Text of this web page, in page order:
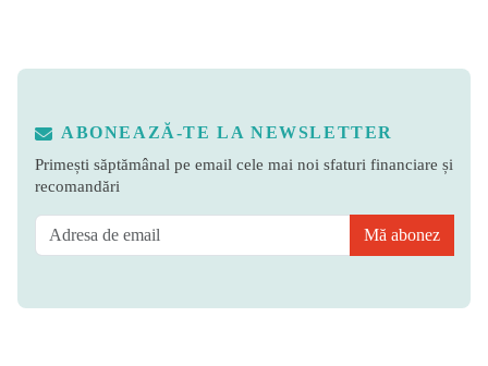
ABONEAZĂ-TE LA NEWSLETTER
Primești săptămânal pe email cele mai noi sfaturi financiare și
recomandări
Mă abonez